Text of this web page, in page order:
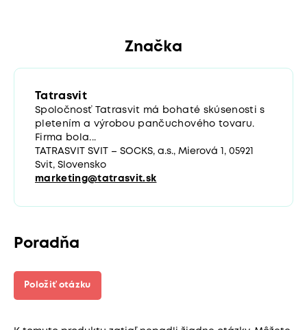
Značka
Tatrasvit
Spoločnosť Tatrasvit má bohaté skúsenosti s
pletením a výrobou pančuchového tovaru.
Firma bola...
TATRASVIT SVIT – SOCKS, a.s., Mierová 1, 05921
Svit, Slovensko
marketing@tatrasvit.sk
Poradňa
Položiť otázku